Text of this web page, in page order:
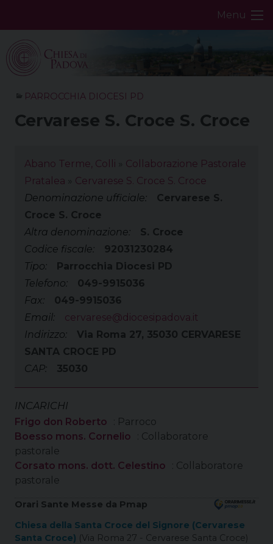
Menu
PARROCCHIA DIOCESI PD
Cervarese S. Croce S. Croce
Abano Terme, Colli
Collaborazione Pastorale
Pratalea
Cervarese S. Croce S. Croce
Denominazione ufficiale:
Cervarese S.
Croce S. Croce
Altra denominazione:
S. Croce
Codice fiscale:
92031230284
Tipo:
Parrocchia Diocesi PD
Telefono:
049-9915036
Fax:
049-9915036
Email:
cervarese@diocesipadova.it
Indirizzo:
Via Roma 27, 35030 CERVARESE
SANTA CROCE PD
CAP:
35030
INCARICHI
Frigo don Roberto
: Parroco
Boesso mons. Cornelio
: Collaboratore
pastorale
Corsato mons. dott. Celestino
: Collaboratore
pastorale
Orari Sante Messe da Pmap
Chiesa della Santa Croce del Signore (Cervarese
Santa Croce) (Via Roma 27 - Cervarese Santa Croce)